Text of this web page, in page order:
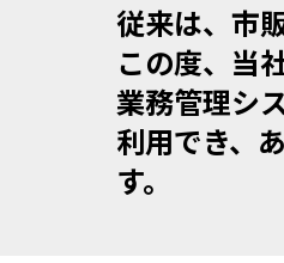
従来は、市
この度、当
業務管理シ
利用でき、
す。